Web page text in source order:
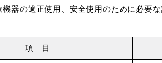
器の適正使用、安全使用のために必要
項 目